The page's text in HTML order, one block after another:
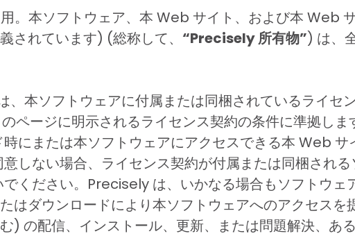
。本ソフトウェア、本 Web サイト、および本 Web
されています) (総称して、 “Precisely 所有物”) は、
、本ソフトウェアに付属または同梱されているライセ
ページに明示されるライセンス契約の条件に準拠しま
にまたは本ソフトウェアにアクセスできる本 Web
しない場合、ライセンス契約が付属または同梱され
ください。Precisely は、いかなる場合もソフトウェ
はダウンロードにより本ソフトウェアへのアクセス
) の配信、インストール、更新、または問題解決、あ